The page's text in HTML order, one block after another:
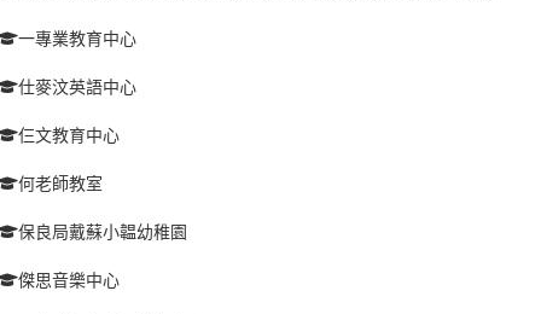
一專業教育中心
仕麥汶英語中心
仨文教育中心
何老師教室
保良局戴蘇小韞幼稚園
傑思音樂中心